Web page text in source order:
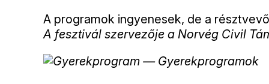
A programok ingyenesek, de a
A fesztivál szervezője a Norvég Civil
— Gyerekprogramok